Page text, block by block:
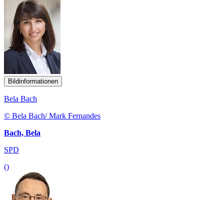
Bildinformationen
Bela Bach
© Bela Bach/ Mark Fernandes
Bach, Bela
SPD
()